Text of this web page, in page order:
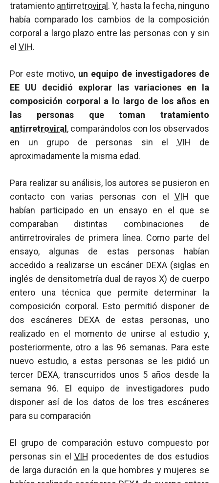
tratamiento antirretroviral . Y, hasta la fecha, ninguno
había comparado los cambios de la composición
corporal a largo plazo entre las personas con y sin
el VIH.
Por este motivo, un equipo de investigadores de
EE UU decidió explorar las variaciones en la
composición corporal a lo largo de los años en
las personas que toman tratamiento
antirretroviral , comparándolos con los observados
en un grupo de personas sin el VIH de
aproximadamente la misma edad.
Para realizar su análisis, los autores se pusieron en
contacto con varias personas con elVIH
que
habían participado en un ensayo en el que se
comparaban distintas combinaciones de
antirretrovirales de primera línea. Como parte del
ensayo, algunas de estas personas habían
accedido a realizarse un escáner DEXA (siglas en
inglés de densitometría dual de rayos X) de cuerpo
entero una técnica que permite determinar la
composición corporal. Esto permitió disponer de
dos escáneres DEXA de estas personas, uno
realizado en el momento de unirse al estudio y,
posteriormente, otro a las 96 semanas. Para este
nuevo estudio, a estas personas se les pidió un
tercer DEXA, transcurridos unos 5 años desde la
semana 96. El equipo de investigadores pudo
disponer así de los datos de los tres escáneres
para su comparación
El grupo de comparación estuvo compuesto por
personas sin el VIH procedentes de dos estudios
de larga duración en la que hombres y mujeres se